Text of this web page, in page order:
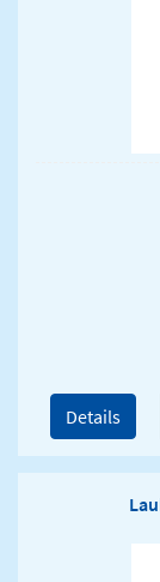
Details